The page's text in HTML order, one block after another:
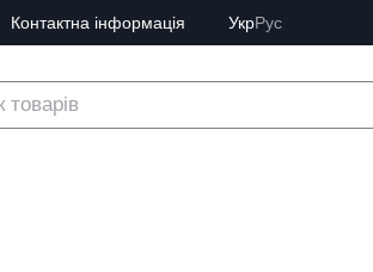
Контактна інформація УкрРус